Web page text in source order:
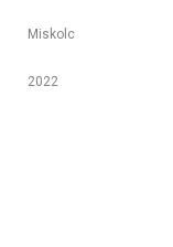
​Miskolc
2022